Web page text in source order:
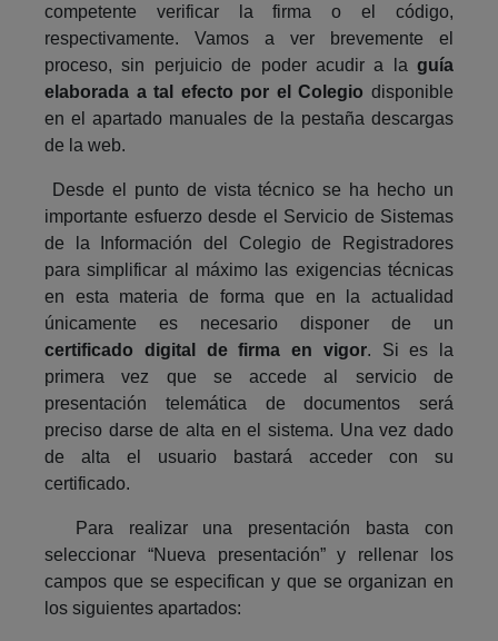
competente verificar la firma o el código,
respectivamente. Vamos a ver brevemente el
proceso, sin perjuicio de poder acudir a la guía
elaborada a tal efecto por el Colegio disponible
en el apartado manuales de la pestaña descargas
de la web.
Desde el punto de vista técnico se ha hecho un
importante esfuerzo desde el Servicio de Sistemas
de la Información del Colegio de Registradores
para simplificar al máximo las exigencias técnicas
en esta materia de forma que en la actualidad
únicamente es necesario disponer de un
certificado digital de firma en vigor. Si es la
primera vez que se accede al servicio de
presentación telemática de documentos será
preciso darse de alta en el sistema. Una vez dado
de alta el usuario bastará acceder con su
certificado.
Para realizar una presentación basta con
seleccionar “Nueva presentación” y rellenar los
campos que se especifican y que se organizan en
los siguientes apartados: